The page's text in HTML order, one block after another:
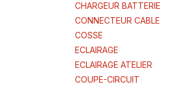
CHARGEUR BATTERIE
CONNECTEUR CABLE
COSSE
ECLAIRAGE
ECLAIRAGE ATELIER
COUPE-CIRCUIT